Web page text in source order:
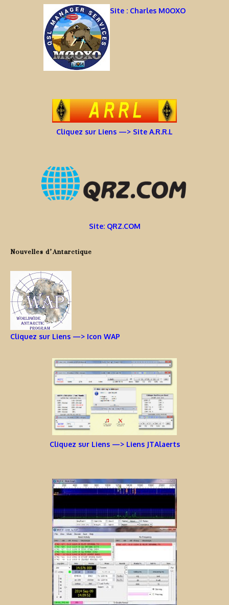
Site : Charles M0OXO
Cliquez sur Liens —> Site A.R.R.L
Site: QRZ.COM
Nouvelles d’Antarctique
Cliquez sur Liens —> Icon WAP
Cliquez sur Liens —> Liens JTAlaerts